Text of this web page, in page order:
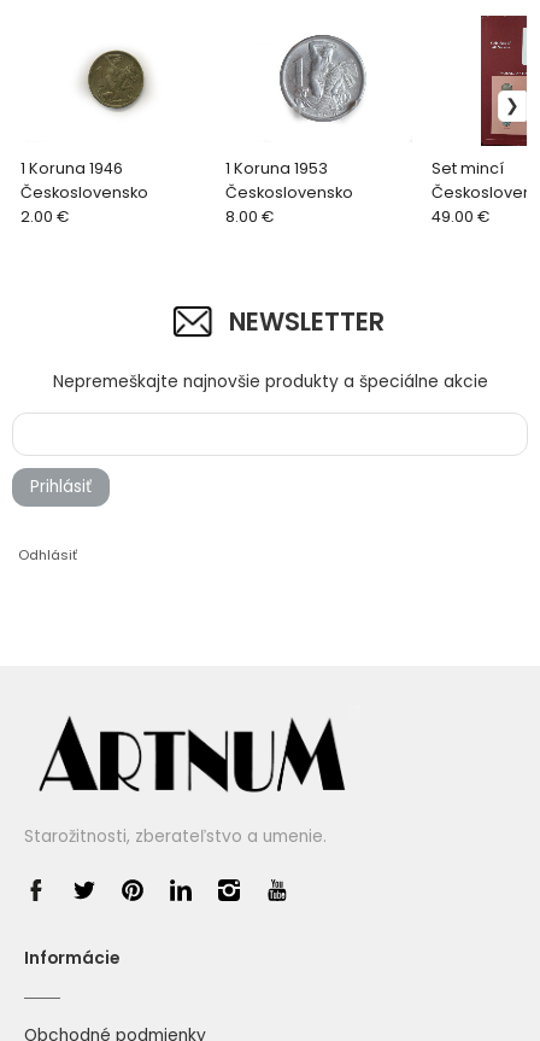
1 Koruna 1946
Československo
2.00 €
1 Koruna 1953
Československo
8.00 €
Set mincí
sets off all
49.00 €
NEWSLETTER
Nepremeškajte najnovšie produkty a špeciálne akcie
Prihlásiť
Odhlásiť
Starožitnosti, zberateľstvo a umenie.
Informácie
Obchodné podmienky